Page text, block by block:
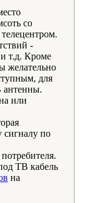
со
-
т.д. Кроме
желательно
для
антенны.
или
сигналу по
ТВ кабель
на